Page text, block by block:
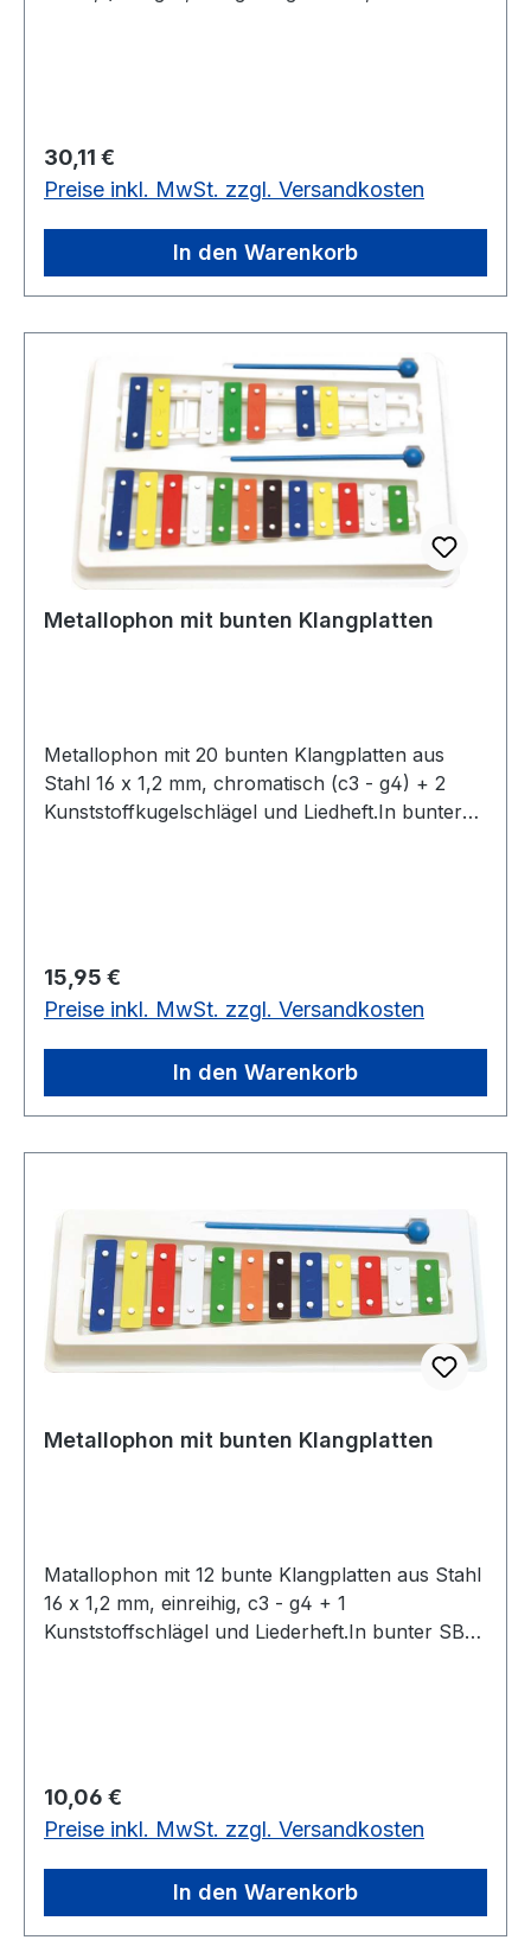
Regulärer Preis:
30,11 €
Preise inkl. MwSt. zzgl. Versandkosten
In den Warenkorb
Metallophon mit bunten Klangplatten
Metallophon mit 20 bunten Klangplatten aus
Stahl 16 x 1,2 mm, chromatisch (c3 - g4) + 2
Kunststoffkugelschlägel und Liedheft.In bunter
Regulärer Preis:
15,95 €
Preise inkl. MwSt. zzgl. Versandkosten
In den Warenkorb
Metallophon mit bunten Klangplatten
Matallophon mit 12 bunte Klangplatten aus Stahl
16 x 1,2 mm, einreihig, c3 - g4 + 1
Kunststoffschlägel und Liederheft.In bunter SB-
Regulärer Preis:
10,06 €
Preise inkl. MwSt. zzgl. Versandkosten
In den Warenkorb